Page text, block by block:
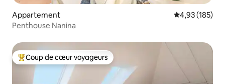
Appartement Évaluation
4,93 (185)
Penthouse Nanina
Coups de cœur voyageurs les plus appréciés
Coup de cœur voyageurs